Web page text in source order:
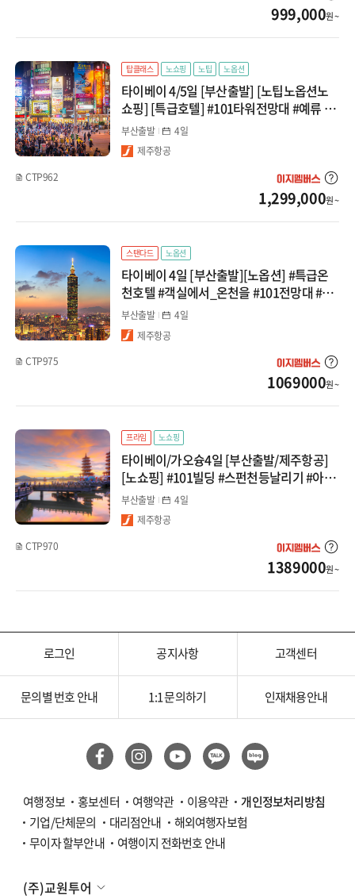
타이중/가오슝
홍콩/마카오
베트남
다낭/호이안
태국
방콕/파타야
세부
말레이시아
쿠알라룸푸르
999,000원 ~
탑클래스 노쇼핑 노팁 노옵션
타이베이 4/5일 [부산출발] [노팁노옵션노
쇼핑] [특급호텔] #101타워전망대 #예류 #
지우펀 #단수이 #스펀 #발마사지30분
부산출발
4일
제주항공
CTP962
1,299,000원 ~
스탠다드 노옵션
타이베이 4일 [부산출발][노옵션] #특급온
천호텔 #객실에서_온천을 #101전망대 #식
사UP
부산출발
4일
제주항공
CTP975
1069000원 ~
프라임 노쇼핑
타이베이/가오슝4일 [부산출발/제주항공]
[노쇼핑] #101빌딩 #스펀천등날리기 #아리
산풍경구 #불광사
부산출발
4일
제주항공
CTP970
1389000원 ~
로그인 공지사항 고객센터
문의별 번호 안내 1:1 문의하기 인재채용안내
여행정보 홍보센터 여행약관 이용약관
개인정보처리방침
기업/단체문의
대리점안내
해외여행자보험
무이자 할부안내
여행이지 전화번호 안내
(주)교원투어